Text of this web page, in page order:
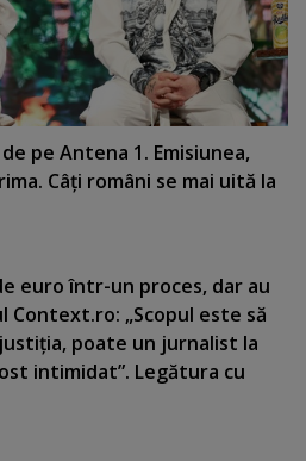
pe Antena 1. Emisiunea,
Câţi români se mai uită la
euro într-un proces, dar au
„Scopul este să
poate un jurnalist la
intimidat”. Legătura cu